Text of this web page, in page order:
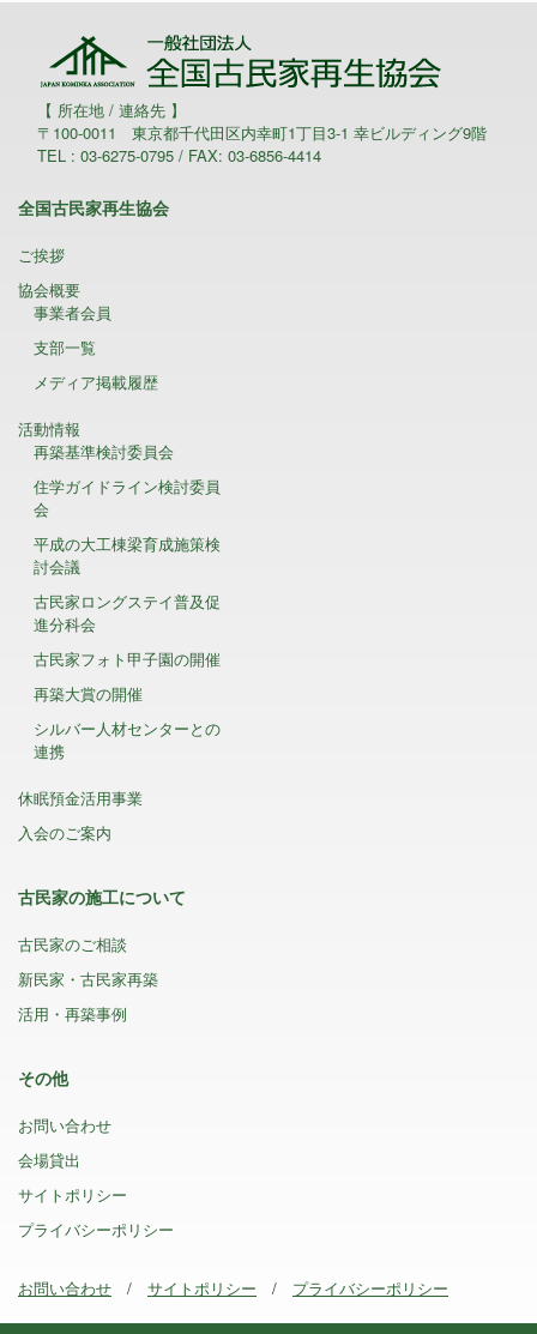
【 所在地 / 連絡先 】
〒100-0011 東京都千代田区内幸町1丁目3-1 幸ビルディング9階
TEL : 03-6275-0795 / FAX: 03-6856-4414
全国古民家再生協会
ご挨拶
協会概要
事業者会員
支部一覧
メディア掲載履歴
活動情報
再築基準検討委員会
住学ガイドライン検討委員
会
平成の大工棟梁育成施策検
討会議
古民家ロングステイ普及促
進分科会
古民家フォト甲子園の開催
再築大賞の開催
シルバー人材センターとの
連携
休眠預金活用事業
入会のご案内
古民家の施工について
古民家のご相談
新民家・古民家再築
活用・再築事例
その他
お問い合わせ
会場貸出
サイトポリシー
プライバシーポリシー
お問い合わせ サイトポリシー プライバシーポリシー